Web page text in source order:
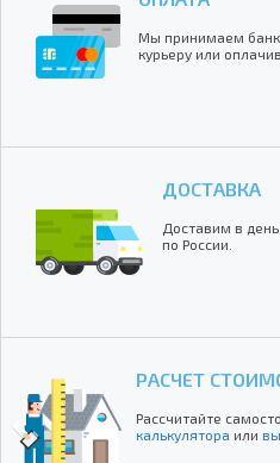
Мы принимаем
курьеру или
ДОСТАВКА
Доставим в
по России.
РАСЧЕТ
Рассчитайте
калькулятора или